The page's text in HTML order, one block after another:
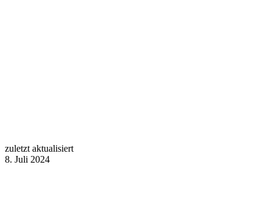
zuletzt aktualisiert
8. Juli 2024